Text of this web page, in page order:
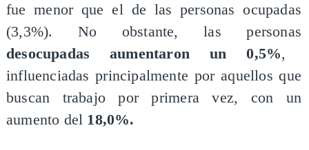
fue menor que el de las personas ocupadas
(3,3%). No obstante, las personas
desocupadas aumentaron un 0,5%,
influenciadas principalmente por aquellos que
buscan trabajo por primera vez, con un
aumento del 18,0%.